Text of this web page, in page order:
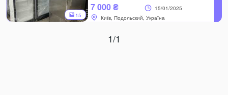
15
7 000 ₴
15/01/2025
Київ, Подольский, Україна
1/1